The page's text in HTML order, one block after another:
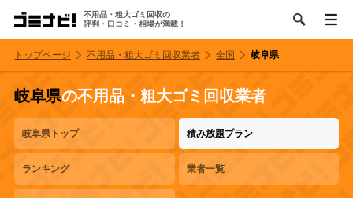
不用品・粗大ゴミ回収の
評判・口コミ・相場が満載！
トップページ 不用品・粗大ゴミ回収業者 全国 岐阜県
岐阜県の不用品・粗大ゴミ回収業者
岐阜県トップ 積み放題プラン
ランキング 業者一覧